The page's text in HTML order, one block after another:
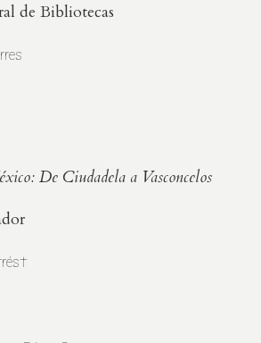
de Bibliotecas
De Ciudadela a Vasconcelos